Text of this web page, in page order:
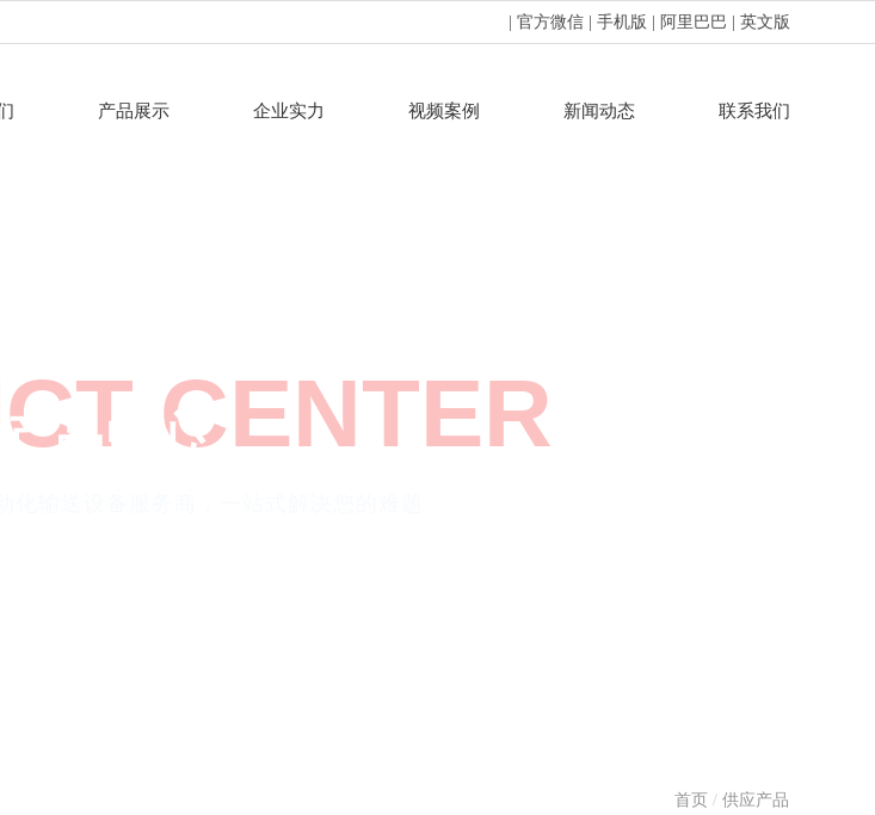
| 官方微信 | 手机版 | 阿里巴巴 | 英文版
产品展示 企业实力 视频案例 新闻动态 联系我们
CENTER
产品中心
首页 / 供应产品